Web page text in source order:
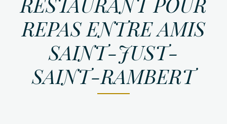
REPAS ENTRE AMIS
SAINT-JUST-
SAINT-RAMBERT